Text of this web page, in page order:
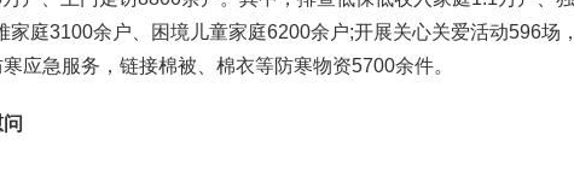
家庭3100余户、困境儿童家庭6200余户;开展关心关爱活动596场
应急服务，链接棉被、棉衣等防寒物资5700余件。